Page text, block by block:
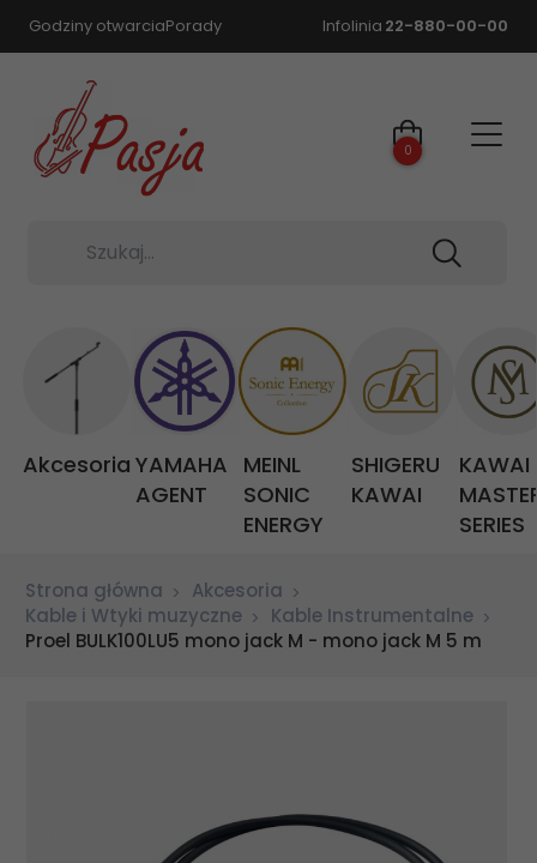
Godziny otwarciaPorady Infolinia 22-880-00-00
Szukaj...
0
Akcesoria YAMAHA
AGENT
MEINL
SONIC
ENERGY
SHIGERU
KAWAI
KAWAI
SERIES
Strona główna
Akcesoria
Kable i Wtyki muzyczne
Kable Instrumentalne
Proel BULK100LU5 mono jack M - mono jack M 5 m